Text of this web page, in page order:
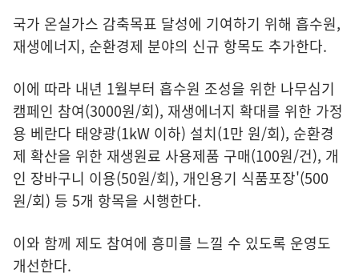
국가 온실가스 감축목표 달성에 기여하기 위해 흡수원,
재생에너지, 순환경제 분야의 신규 항목도 추가한다.
이에 따라 내년 1월부터 흡수원 조성을 위한 나무심기
캠페인 참여(3000원/회), 재생에너지 확대를 위한 가정
용 베란다 태양광(1kW 이하) 설치(1만 원/회), 순환경
제 확산을 위한 재생원료 사용제품 구매(100원/건), 개
인 장바구니 이용(50원/회), 개인용기 식품포장'(500
원/회) 등 5개 항목을 시행한다.
이와 함께 제도 참여에 흥미를 느낄 수 있도록 운영도
개선한다.